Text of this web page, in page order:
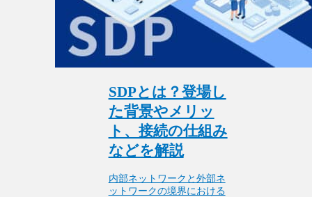
SDPとは？登場し
た背景やメリッ
ト、接続の仕組み
などを解説
内部ネットワークと外部ネ
ットワークの境界における